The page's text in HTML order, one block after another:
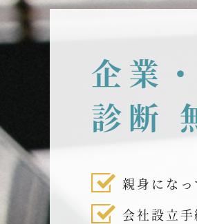
企業
診断
親身にな
会社設立